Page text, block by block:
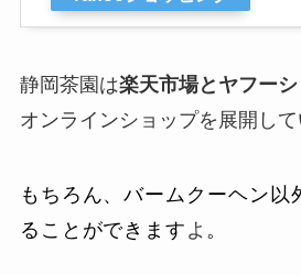
静岡茶園は楽天市場とヤフー
オンラインショップを展開して
もちろん、バームクーヘン以
ることができます よ 。